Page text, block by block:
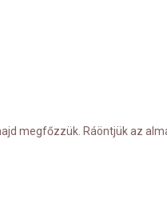
megfőzzük. Ráöntjük az